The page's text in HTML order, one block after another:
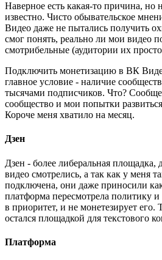
Наверное есть какая-то причина, но
известно. Чисто обывательское
Видео даже не пытались получить
смог понять, реально ли мои видео
смотрибельные (аудитории их
Подключить монетизацию в ВК
главное условие - наличие
тысячами подписчиков. Что?
сообщество и мои попытки
Короче меня хватило на месяц.
Дзен
Дзен - более либеральная площадка,
видео смотрелись, а так как у меня
подключена, они даже приносили
платформа пересмотрела политику и
в приоритет, и не монетезирует его.
остался площадкой для текстового
Платформа